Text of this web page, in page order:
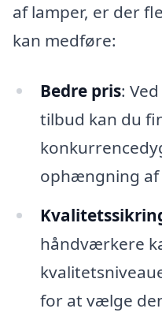
af lamper, er der
kan medføre:
Bedre pris:
tilbud kan du
ophængning af
håndværkere
for at vælge